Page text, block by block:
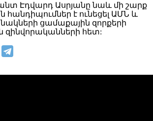
Էդվարդ Ասրյանը նաև մի շարք
է ունեցել ԱՄՆ և
ցամաքային զորքերի
հետ: